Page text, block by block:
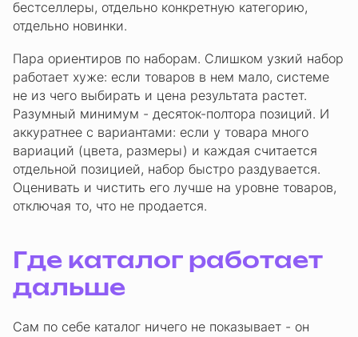
бестселлеры, отдельно конкретную категорию,
отдельно новинки.
Пара ориентиров по наборам. Слишком узкий набор
работает хуже: если товаров в нем мало, системе
не из чего выбирать и цена результата растет.
Разумный минимум - десяток-полтора позиций. И
аккуратнее с вариантами: если у товара много
вариаций (цвета, размеры) и каждая считается
отдельной позицией, набор быстро раздувается.
Оценивать и чистить его лучше на уровне товаров,
отключая то, что не продается.
Где каталог работает
дальше
Сам по себе каталог ничего не показывает - он